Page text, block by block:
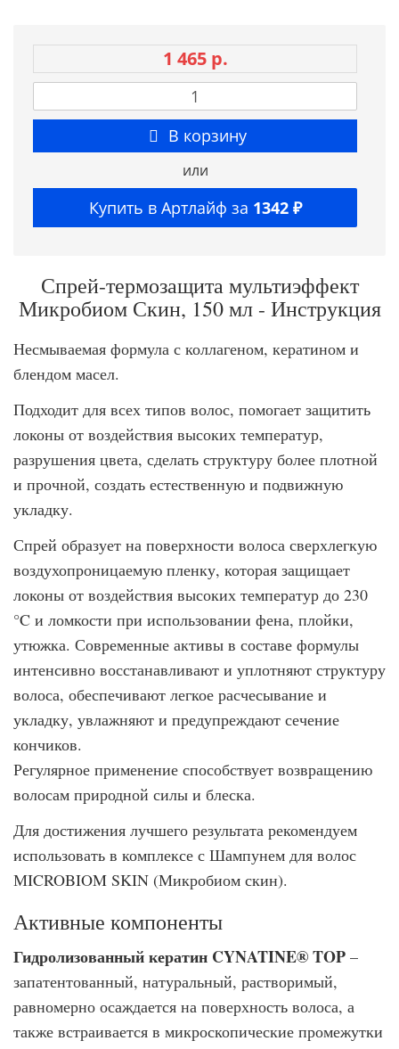
1 465 р.
В корзину
или
Купить в Артлайф за 1342 ₽
Спрей-термозащита мультиэффект
Микробиом Скин, 150 мл - Инструкция
Несмываемая формула с коллагеном, кератином и
блендом масел.
Подходит для всех типов волос, помогает защитить
локоны от воздействия высоких температур,
разрушения цвета, сделать структуру более плотной
и прочной, создать естественную и подвижную
укладку.
Спрей образует на поверхности волоса сверхлегкую
воздухопроницаемую пленку, которая защищает
локоны от воздействия высоких температур до 230
°C и ломкости при использовании фена, плойки,
утюжка. Современные активы в составе формулы
интенсивно восстанавливают и уплотняют структуру
волоса, обеспечивают легкое расчесывание и
укладку, увлажняют и предупреждают сечение
кончиков.
Регулярное применение способствует возвращению
волосам природной силы и блеска.
Для достижения лучшего результата рекомендуем
использовать в комплексе с Шампунем для волос
МICROBIOM SKIN (Микробиом скин).
Активные компоненты
Гидролизованный кератин CYNATINE® TOP –
запатентованный, натуральный, растворимый,
равномерно осаждается на поверхность волоса, а
также встраивается в микроскопические промежутки